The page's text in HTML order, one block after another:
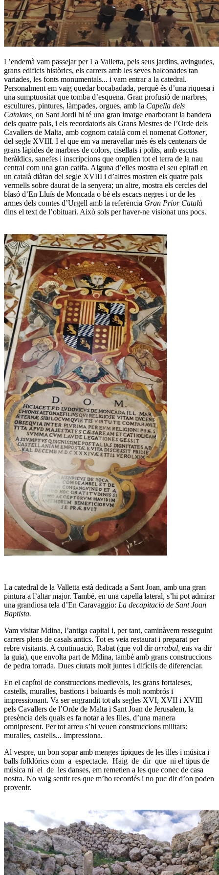
L’endemà vam passejar per La Valletta, pels seus jardins, avingudes,
grans edificis històrics, els carrers amb les seves balconades tan
variades, les fonts monumentals... i vam entrar a la catedral.
Personalment em vaig quedar bocabadada, perquè és d’una riquesa i
una sumptuositat que tomba d’esquena. Gran profusió de marbres,
escultures, pintures, làmpades, orgues, amb la Capella dels
Catalans, on Sant Jordi hi té una gran imatge enarborant la bandera
dels quatre pals, i els recordatoris als Grans Mestres de l’Orde dels
Cavallers de Malta, amb cognom català com el nomenat Cottoner,
del segle XVIII. I el que em va meravellar més és els centenars de
grans làpides de marbres de colors, cisellats i polits, amb escuts
heràldics, sanefes i inscripcions que omplien tot el terra de la nau
central com una gran catifa. Alguna d’elles mostra el seu epitafi en
un català diàfan del segle XVIII i d’altres mostren els quatre pals
vermells sobre daurat de la senyera; un altre, mostra els cercles del
blasó d’En Lluís de Moncada o bé els escacs negres i or de les
armes dels comtes d’Urgell amb la referència Gran Prior Català
dins el text de l’obituari. Això sols per haver-ne visionat uns pocs.
La catedral de la Valletta està dedicada a Sant Joan, amb una gran
pintura a l’altar major. També, en una capella lateral, s’hi pot admirar
una grandiosa tela d’En Caravaggio: La decapitació de Sant Joan
Baptista.
Vam visitar Mdina, l’antiga capital i, per tant, caminàvem resseguint
carrers plens de casals antics. Tot es veia restaurat i preparat per
rebre visitants. A continuació, Rabat (que vol dirarrabal, ens va dir
la guia), que envolta part de Mdina, també amb grans construccions
de pedra torrada. Dues ciutats molt juntes i difícils de diferenciar.
En el capítol de construccions medievals, les grans fortaleses,
castells, muralles, bastions i baluards és molt nombrós i
impressionant. Va ser engrandit tot als segles XVI, XVII i XVIII
pels Cavallers de l’Orde de Malta i Sant Joan de Jerusalem, la
presència dels quals es fa notar a les Illes, d’una manera
omnipresent. Per tot arreu s’hi veuen construccions militars:
muralles, castells... Impressiona.
Al vespre, un bon sopar amb menges típiques de les illes i música i
balls folklòrics com a espectacle. Haig de dir que ni el tipus de
música ni el de les danses, em remetien a les que conec de casa
nostra. No vaig sentir res que m’ho recordés i no puc dir d’on poden
provenir.